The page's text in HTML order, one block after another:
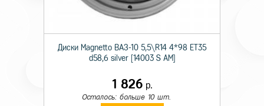
Диаметр 20
Диски Magnetto ВАЗ-10 5,5\R14 4*98 ET35
d58,6 silver [14003 S AM]
1 826р.
Осталось: больше 10 шт.